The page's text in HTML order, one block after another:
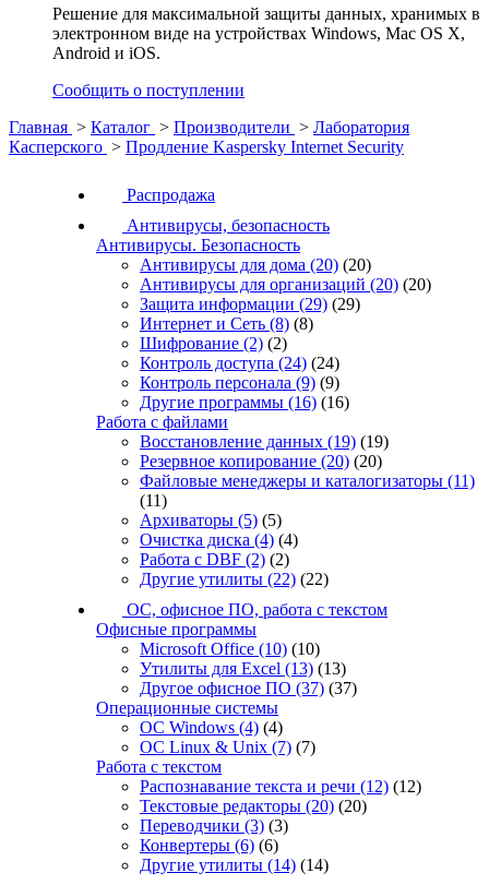
Решение для максимальной защиты данных, хранимых в
электронном виде на устройствах Windows, Mac OS X,
Android и iOS.
Сообщить о поступлении
Главная > Каталог > Производители > Лаборатория
Касперского > Продление Kaspersky Internet Security
Распродажа
Антивирусы, безопасность
Антивирусы. Безопасность
Антивирусы для дома (20) (20)
Антивирусы для организаций (20) (20)
Защита информации (29) (29)
Интернет и Сеть (8) (8)
Шифрование (2) (2)
Контроль доступа (24) (24)
Контроль персонала (9) (9)
Другие программы (16) (16)
Работа с файлами
Восстановление данных (19) (19)
Резервное копирование (20) (20)
Файловые менеджеры и каталогизаторы (11)
(11)
Архиваторы (5) (5)
Очистка диска (4) (4)
Работа с DBF (2) (2)
Другие утилиты (22) (22)
ОС, офисное ПО, работа с текстом
Офисные программы
Microsoft Office (10) (10)
Утилиты для Excel (13) (13)
Другое офисное ПО (37) (37)
Операционные системы
ОС Windows (4) (4)
ОС Linux & Unix (7) (7)
Работа с текстом
Распознавание текста и речи (12) (12)
Текстовые редакторы (20) (20)
Переводчики (3) (3)
Конвертеры (6) (6)
Другие утилиты (14) (14)